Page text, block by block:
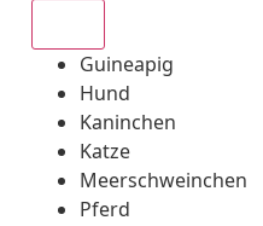
Guineapig
Hund
Kaninchen
Katze
Meerschweinchen
Pferd